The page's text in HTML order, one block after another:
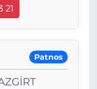
21
Patnos